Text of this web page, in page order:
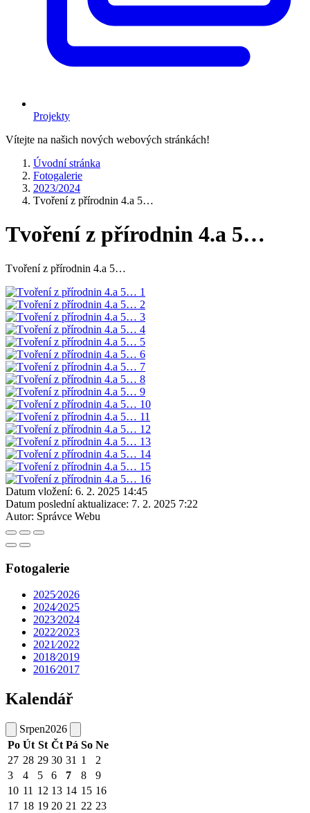
Projekty
Vítejte na našich nových webových stránkách!
Úvodní stránka
Fotogalerie
2023/2024
Tvoření z přírodnin 4.a 5…
Tvoření z přírodnin 4.a 5…
Tvoření z přírodnin 4.a 5…
Datum vložení: 6. 2. 2025 14:45
Datum poslední aktualizace: 7. 2. 2025 7:22
Autor: Správce Webu
Fotogalerie
2025⁄2026
2024⁄2025
2023⁄2024
2022⁄2023
2021⁄2022
2018⁄2019
2016⁄2017
Kalendář
Srpen2026
Po Út St Čt Pá So Ne
27 28 29 30 31 1
2
3
4 5 6 7 8
9
10 11 12 13 14 15 16
17 18 19 20 21 22 23